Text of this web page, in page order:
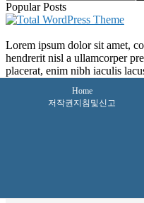
Popular Posts
Lorem ipsum dolor sit amet,
hendrerit nisl a ullamcorper
placerat, enim nibh iaculis
Home
저작권지침및신고